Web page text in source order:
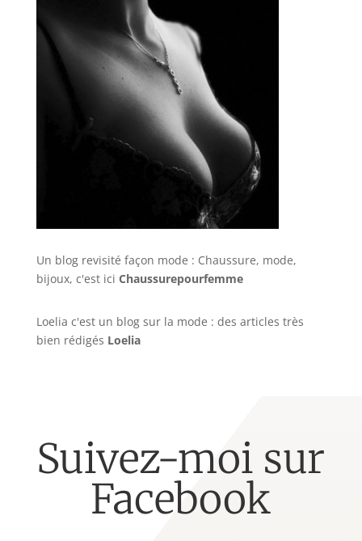
Un blog revisité façon mode : Chaussure, mode,
bijoux, c'est ici Chaussurepourfemme
Loelia c'est un blog sur la mode : des articles très
bien rédigés Loelia
Suivez-moi sur
Facebook